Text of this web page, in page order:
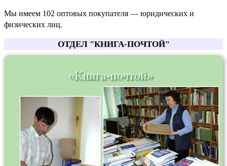
Мы имеем 102 оптовых покупателя — юридических и
физических лиц.
ОТДЕЛ "КНИГА-ПОЧТОЙ"